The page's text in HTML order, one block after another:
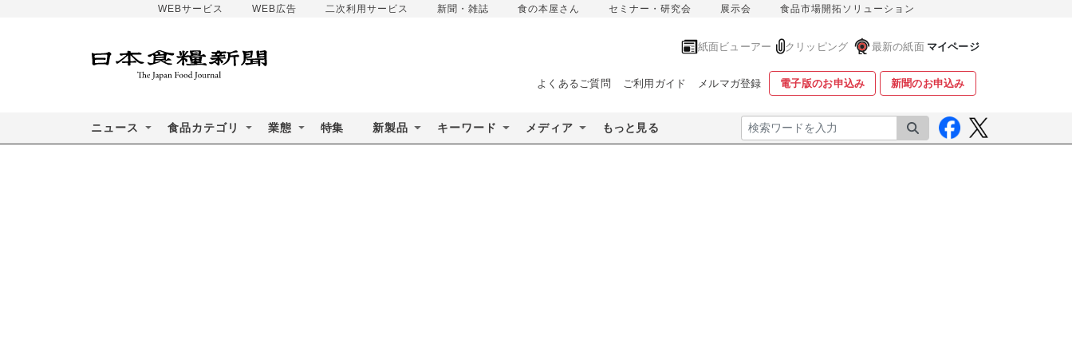
WEBサービス WEB広告 二次利用サービス 新聞・雑誌 食の本屋さん セミナー・研究会 展示会 食品市場開拓ソリューション
紙面ビューアー クリッピング 最新の紙面 マイページ
よくあるご質問 ご利用ガイド メルマガ登録 電子版のお申込み 新聞のお申込み
ニュース 食品カテゴリ 業態 特集 新製品 キーワード メディア もっと見る 検索